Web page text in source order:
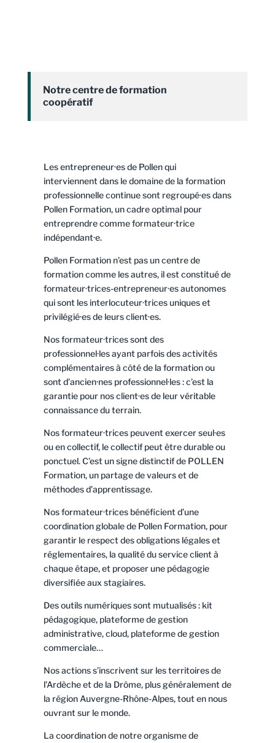
Notre centre de formation
coopératif
Les entrepreneur·es de Pollen qui
interviennent dans le domaine de la formation
professionnelle continue sont regroupé·es dans
Pollen Formation, un cadre optimal pour
entreprendre comme formateur·trice
indépendant·e.
Pollen Formation n’est pas un centre de
formation comme les autres, il est constitué de
formateur·trices-entrepreneur·es autonomes
qui sont les interlocuteur·trices uniques et
privilégié·es de leurs client·es.
Nos formateur·trices sont des
professionnel·les ayant parfois des activités
complémentaires à côté de la formation ou
sont d’ancien·nes professionnel·les : c’est la
garantie pour nos client·es de leur véritable
connaissance du terrain.
Nos formateur·trices peuvent exercer seul·es
ou en collectif, le collectif peut être durable ou
ponctuel. C’est un signe distinctif de POLLEN
Formation, un partage de valeurs et de
méthodes d’apprentissage.
Nos formateur·trices bénéficient d’une
coordination globale de Pollen Formation, pour
garantir le respect des obligations légales et
réglementaires, la qualité du service client à
chaque étape, et proposer une pédagogie
diversifiée aux stagiaires.
Des outils numériques sont mutualisés : kit
pédagogique, plateforme de gestion
administrative, cloud, plateforme de gestion
commerciale…
Nos actions s’inscrivent sur les territoires de
l’Ardèche et de la Drôme, plus généralement de
la région Auvergne-Rhône-Alpes, tout en nous
ouvrant sur le monde.
La coordination de notre organisme de